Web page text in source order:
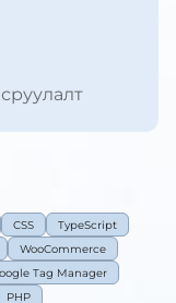
CSS
TypeScript
WooCommerce
Tag Manager
PHP